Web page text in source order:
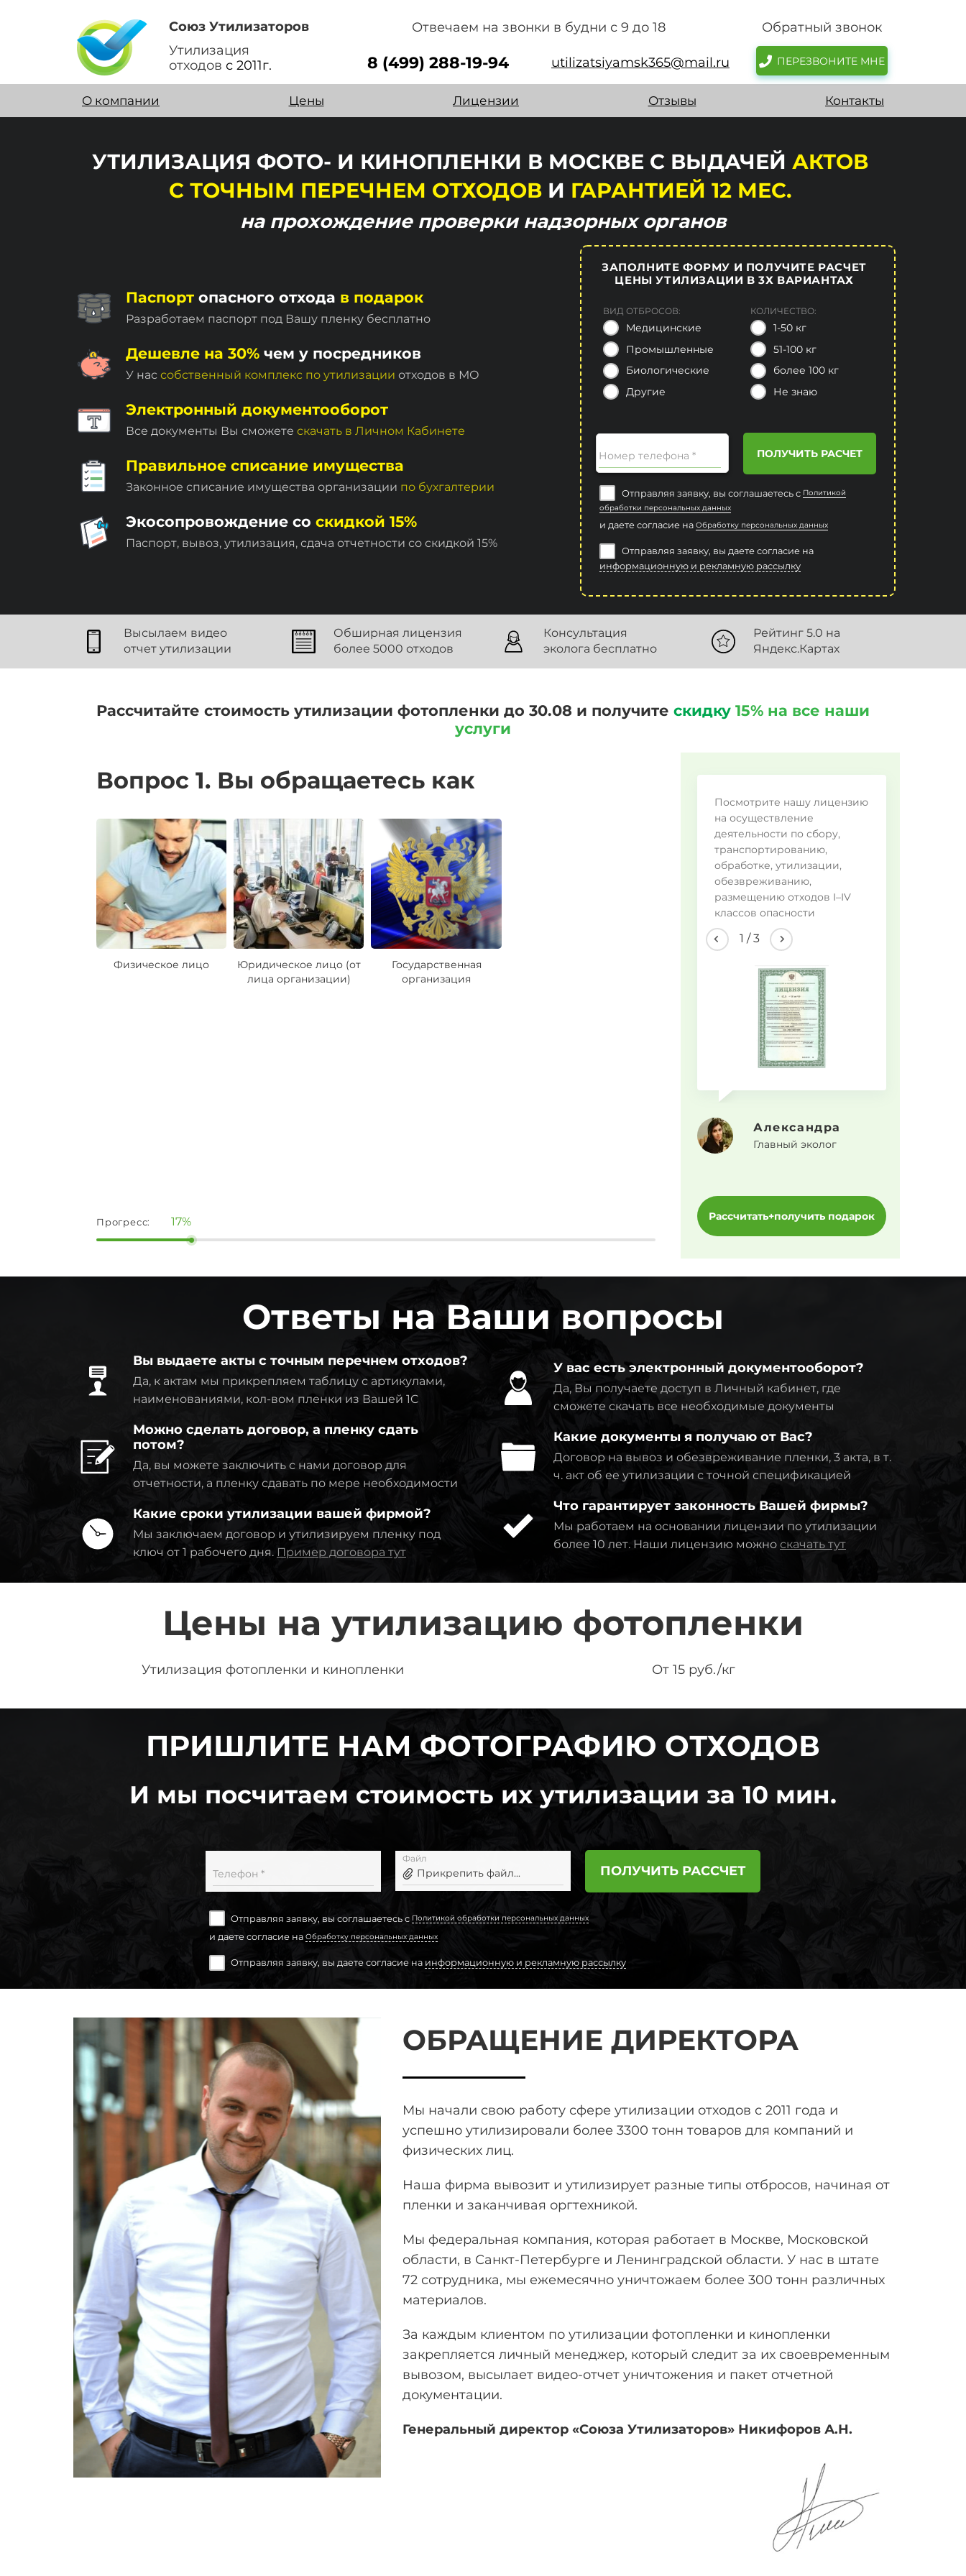
Союз Утилизаторов
Утилизация
отходов с 2011г.
Отвечаем на звонки в будни с 9 до 18 Обратный звонок
8 (499) 288-19-94 utilizatsiyamsk365@mail.ru ПЕРЕЗВОНИТЕ МНЕ
О компании Цены Лицензии Отзывы Контакты
УТИЛИЗАЦИЯ ФОТО- И КИНОПЛЕНКИ В МОСКВЕ С ВЫДАЧЕЙ АКТОВ
С ТОЧНЫМ ПЕРЕЧНЕМ ОТХОДОВИ ГАРАНТИЕЙ 12 МЕС.
на прохождение проверки надзорных органов
Паспорт опасного отхода в подарок
Разработаем паспорт под Вашу пленку бесплатно
Дешевле на 30% чем у посредников
У нас собственный комплекc по утилизации отходов в МО
Электронный документооборот
Все документы Вы сможете скачать в Личном Кабинете
Правильное списание имущества
Законное списание имущества организации по бухгалтерии
Экосопровождение со скидкой 15%
Паспорт, вывоз, утилизация, сдача отчетности со скидкой 15%
ЗАПОЛНИТЕ ФОРМУ И ПОЛУЧИТЕ РАСЧЕТ
ЦЕНЫ УТИЛИЗАЦИИ В 3Х ВАРИАНТАХ
ВИД ОТБРОСОВ:
Медицинские
Промышленные
Биологические
Другие
КОЛИЧЕСТВО:
1-50 кг
51-100 кг
более 100 кг
Не знаю
Номер телефона * ПОЛУЧИТЬ РАСЧЕТ
Отправляя заявку, вы соглашаетесь с Политикой
обработки персональных данных
и даете согласие на Обработку персональных данных
Отправляя заявку, вы даете согласие на
информационную и рекламную рассылку
Высылаем видео
отчет утилизации
Обширная лицензия
более 5000 отходов
Консультация
эколога бесплатно
Рейтинг 5.0 на
Яндекс.Картах
Рассчитайте стоимость утилизации фотопленки до 30.08 и получите скидку 15% на все наши
услуги
Вопрос 1. Вы обращаетесь как
Физическое лицо
Юридическое лицо (от
лица организации)
Государственная
организация
Прогресс: 17%
Посмотрите нашу лицензию
на осуществление
деятельности по сбору,
транспортированию,
обработке, утилизации,
обезвреживанию,
размещению отходов I–IV
классов опасности
2 /3
Александра
Главный эколог
Рассчитать+получить подарок
Ответы на Ваши вопросы
Вы выдаете акты с точным перечнем отходов?
Да, к актам мы прикрепляем таблицу с артикулами,
наименованиями, кол-вом пленки из Вашей 1C
Можно сделать договор, а пленку сдать
потом?
Да, вы можете заключить с нами договор для
отчетности, а пленку сдавать по мере необходимости
Какие сроки утилизации вашей фирмой?
Мы заключаем договор и утилизируем пленку под
ключ от 1 рабочего дня. Пример договора тут
У вас есть электронный документооборот?
Да, Вы получаете доступ в Личный кабинет, где
сможете скачать все необходимые документы
Какие документы я получаю от Вас?
Договор на вывоз и обезвреживание пленки, 3 акта, в т.
ч. акт об ее утилизации с точной спецификацией
Что гарантирует законность Вашей фирмы?
Мы работаем на основании лицензии по утилизации
более 10 лет. Наши лицензию можно скачать тут
Цены на утилизацию фотопленки
Утилизация фотопленки и кинопленки От 15 руб./кг
ПРИШЛИТЕ НАМ ФОТОГРАФИЮ ОТХОДОВ
И мы посчитаем стоимость их утилизации за 10 мин.
Телефон *
Файл
Прикрепить файл... ПОЛУЧИТЬ РАССЧЕТ
Отправляя заявку, вы соглашаетесь с Политикой обработки персональных данных
и даете согласие на Обработку персональных данных
Отправляя заявку, вы даете согласие на информационную и рекламную рассылку
ОБРАЩЕНИЕ ДИРЕКТОРА
Мы начали свою работу сфере утилизации отходов с 2011 года и
успешно утилизировали более 3300 тонн товаров для компаний и
физических лиц.
Наша фирма вывозит и утилизирует разные типы отбросов, начиная от
пленки и заканчивая оргтехникой.
Мы федеральная компания, которая работает в Москве, Московской
области, в Санкт-Петербурге и Ленинградской области. У нас в штате
72 сотрудника, мы ежемесячно уничтожаем более 300 тонн различных
материалов.
За каждым клиентом по утилизации фотопленки и кинопленки
закрепляется личный менеджер, который следит за их своевременным
вывозом, высылает видео-отчет уничтожения и пакет отчетной
документации.
Генеральный директор «Союза Утилизаторов» Никифоров А.Н.